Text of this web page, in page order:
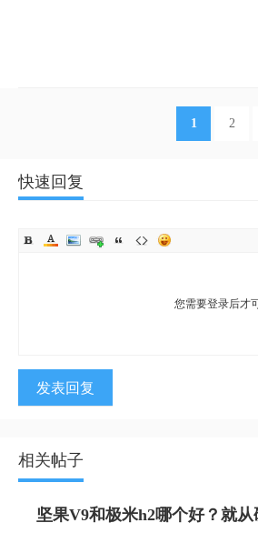
1 2
快速回复
您需要登录后才
发表回复
相关帖子
坚果V9和极米h2哪个好？就